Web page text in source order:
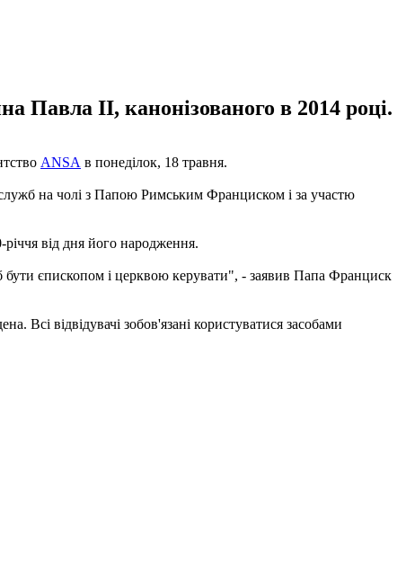
Павла II, канонізованого в 2014 році.
ANSA в понеділок, 18 травня.
служб на чолі з Папою Римським Франциском і за участю
від дня його народження.
бути єпископом і церквою керувати", - заявив Папа Франциск
Всі відвідувачі зобов'язані користуватися засобами